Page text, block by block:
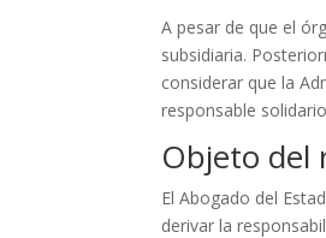
A pesar de que el
subsidiaria.
considerar que la
responsable
Objeto del
El Abogado del
derivar la